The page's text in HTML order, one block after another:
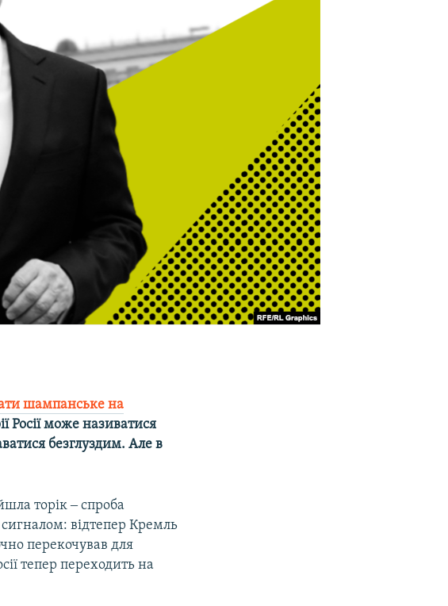
шампанське на
Росії може називатися
безглуздим. Але в
торік ‒ спроба
сигналом: відтепер Кремль
перекочував для
тепер переходить на